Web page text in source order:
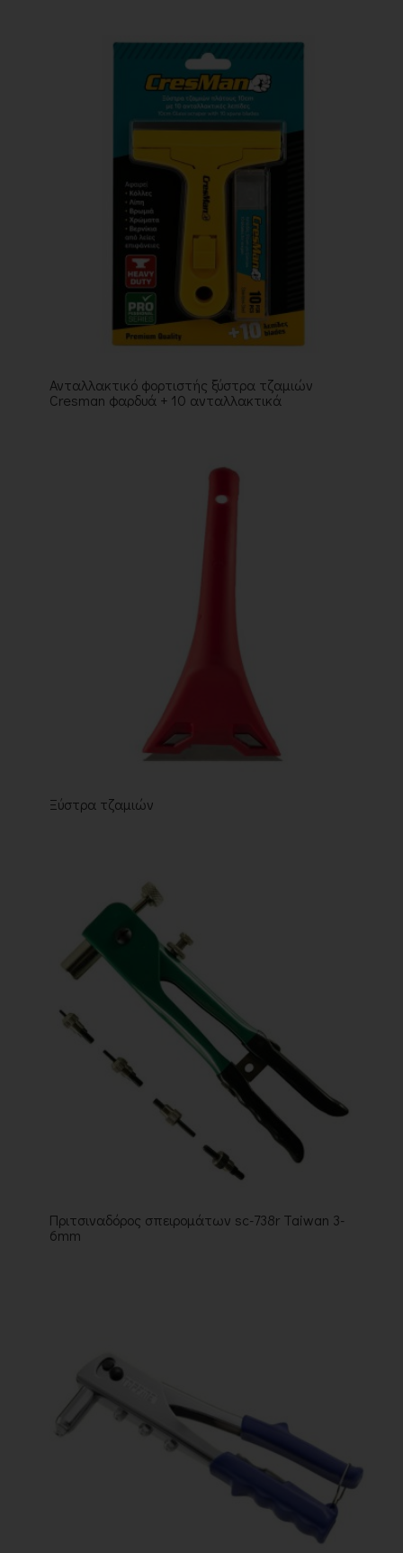
Ανταλλακτικό φορτιστής ξύστρα τζαμιών
Cresman φαρδυά + 10 ανταλλακτικά
Ξύστρα τζαμιών
Πριτσιναδόρος σπειρομάτων sc-738r Taiwan 3-
6mm